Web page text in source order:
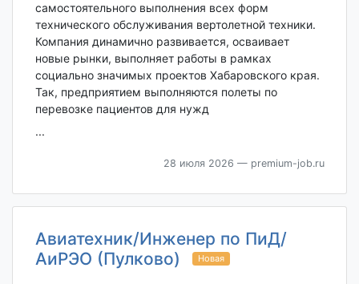
самостоятельного выполнения всех форм
технического обслуживания вертолетной техники.
Компания динамично развивается, осваивает
новые рынки, выполняет работы в рамках
социально значимых проектов Хабаровского края.
Так, предприятием выполняются полеты по
перевозке пациентов для нужд
...
28 июля 2026 — premium-job.ru
Авиатехник/Инженер по ПиД/
АиРЭО (Пулково)
Новая